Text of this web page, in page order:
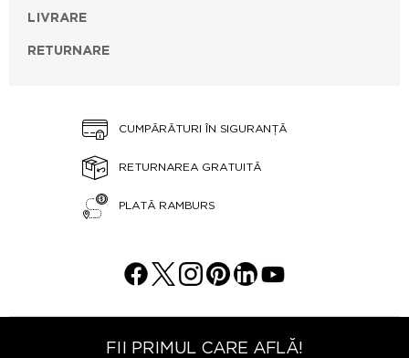
LIVRARE
RETURNARE
CUMPĂRĂTURI ÎN SIGURANȚĂ
RETURNAREA GRATUITĂ
PLATĂ RAMBURS
FII PRIMUL CARE AFLĂ!